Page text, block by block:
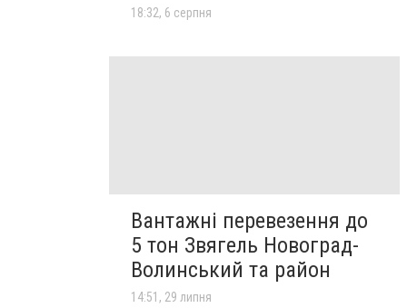
18:32, 6 серпня
Вантажні перевезення до
5 тон Звягель Новоград-
Волинський та район
14:51, 29 липня